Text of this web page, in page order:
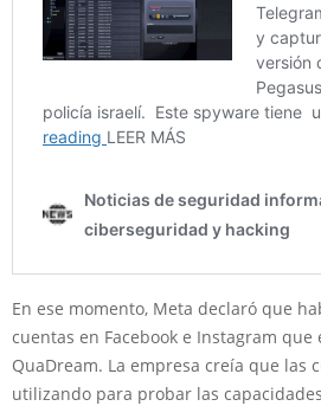
En ese momento, Meta declaró que
cuentas en Facebook e Instagram
QuaDream. La empresa creía que las
utilizando para probar las